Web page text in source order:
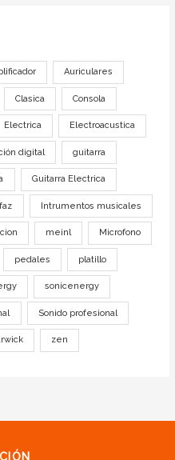
Auriculares
Clasica Consola
Electrica Electroacustica
digital guitarra
Guitarra Electrica
Intrumentos musicales
meinl Microfono
pedales platillo
sonicenergy
Sonido profesional
zen